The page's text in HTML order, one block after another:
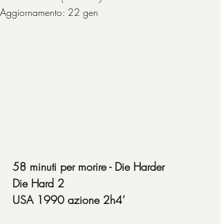
Aggiornamento: 22 gen
58 minuti per morire - Die Harder
Die Hard 2
USA 1990 azione 2h4’